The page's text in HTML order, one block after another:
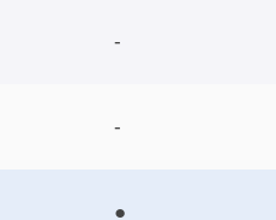
-
-
●